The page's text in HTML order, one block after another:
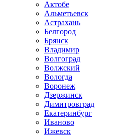
Актобе
Альметьевск
Астрахань
Белгород
Брянск
Владимир
Волгоград
Волжский
Вологда
Воронеж
Дзержинск
Димитровград
Екатеринбург
Иваново
Ижевск